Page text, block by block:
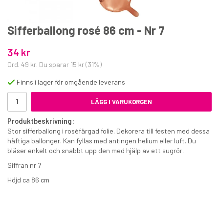
19 kr
€1.90
Sifferballong rosé 86 cm - Nr 7
34 kr
Ord. 49 kr. Du sparar 15 kr(31%)
Finns i lager för omgående leverans
LÄGG I VARUKORGEN
Produktbeskrivning:
Stor sifferballong i roséfärgad folie. Dekorera till festen med dessa
häftiga ballonger. Kan fyllas med antingen helium eller luft. Du
blåser enkelt och snabbt upp den med hjälp av ett sugrör.
Siffran nr 7
Höjd ca 86 cm